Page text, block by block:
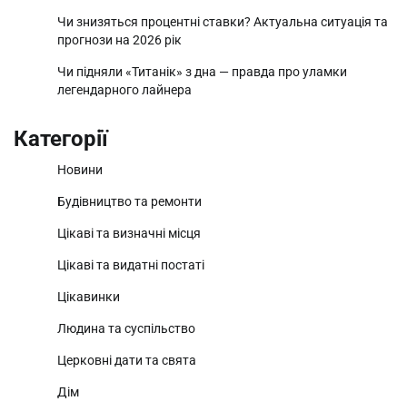
Чи знизяться процентні ставки? Актуальна ситуація та
прогнози на 2026 рік
Чи підняли «Титанік» з дна — правда про уламки
легендарного лайнера
Категорії
Новини
Будівництво та ремонти
Цікаві та визначні місця
Цікаві та видатні постаті
Цікавинки
Людина та суспільство
Церковні дати та свята
Дім